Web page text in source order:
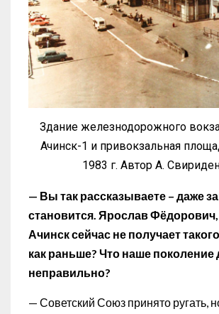
Здание железнодорожного
Ачинск-1 и привокзальная
1983 г. Автор А.
— Вы так рассказываете – даже
становится. Ярослав
Ачинск сейчас не получает
как раньше? Что наше поколение
неправильно?
— Советский Союз принято ругать,